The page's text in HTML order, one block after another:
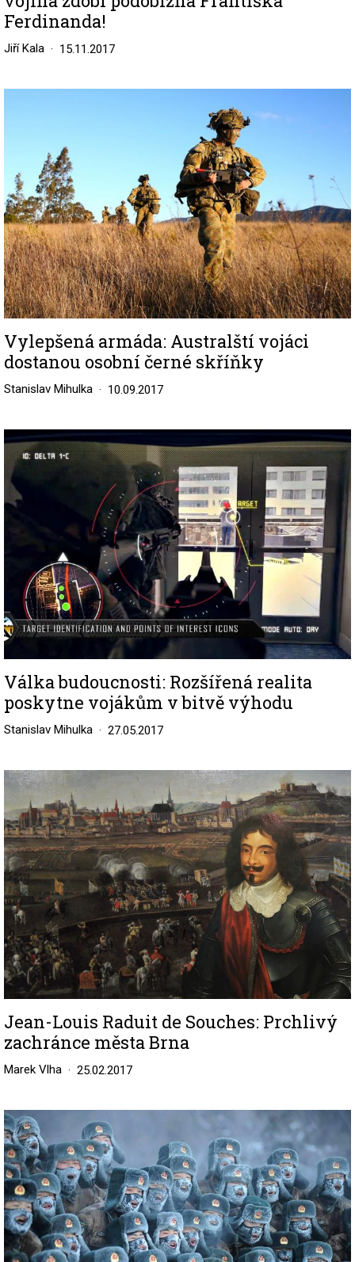
Ferdinanda!
Jiří Kala 15.11.2017
Vylepšená armáda: Australští vojáci
dostanou osobní černé skříňky
Stanislav Mihulka 10.09.2017
Image
Válka budoucnosti: Rozšířená realita
poskytne vojákům v bitvě výhodu
Stanislav Mihulka 27.05.2017
Image
Jean-Louis Raduit de Souches: Prchlivý
zachránce města Brna
Marek Vlha 25.02.2017
Image